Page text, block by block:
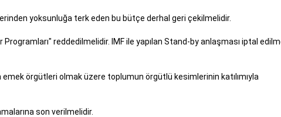
yoksunluğa terk eden bu bütçe derhal geri çekilmelidir.
Programları" reddedilmelidir. IMF ile yapılan Stand-by anlaşması iptal
örgütleri olmak üzere toplumun örgütlü kesimlerinin katılımıyla
son verilmelidir.